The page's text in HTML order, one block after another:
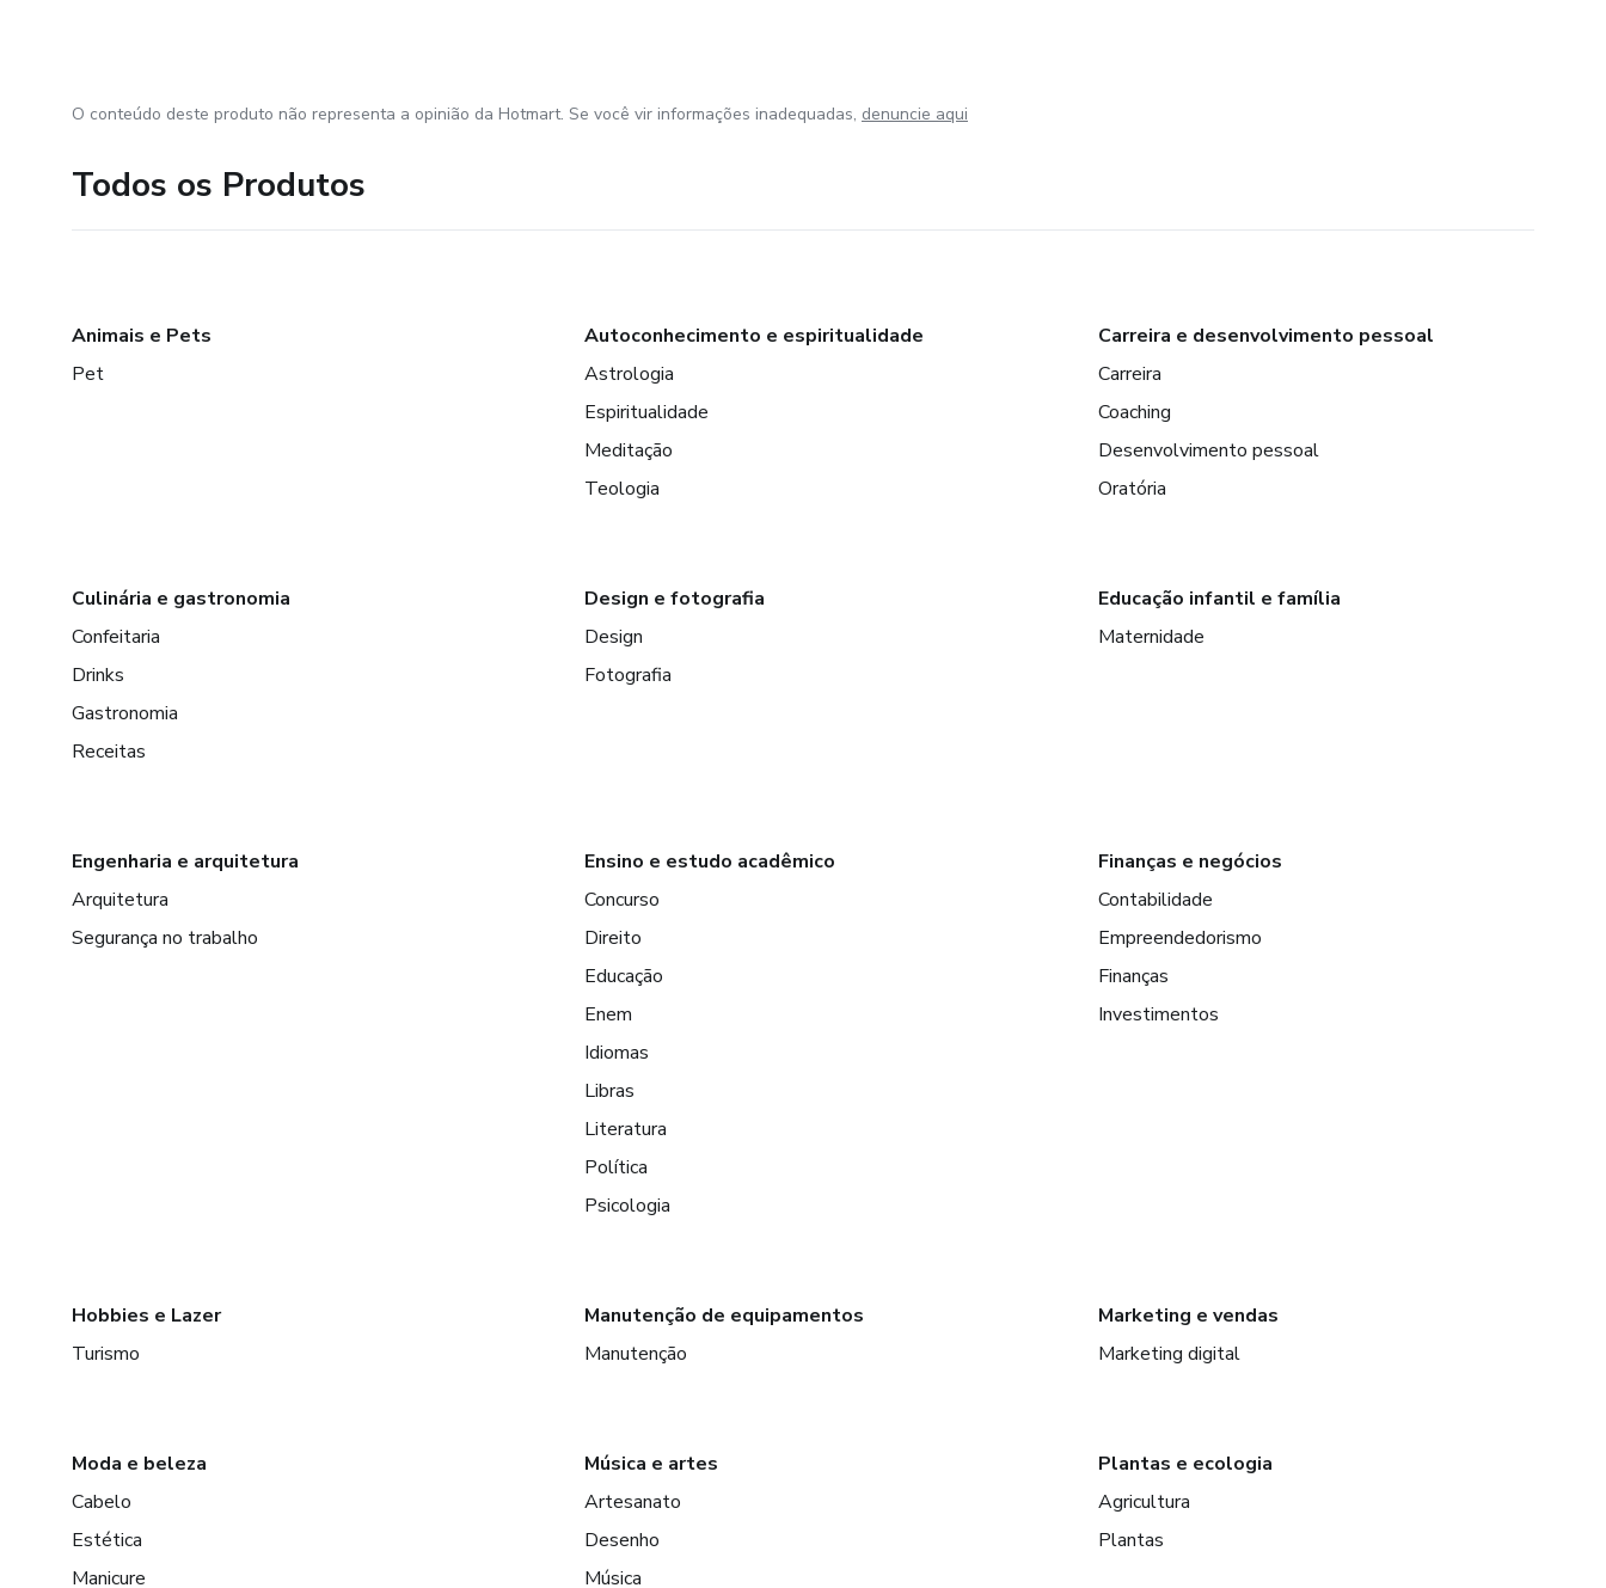
O conteúdo deste produto não representa a opinião da Hotmart. Se você vir informações inadequadas, denuncie aqui
Todos os Produtos
Animais e Pets
Pet
Autoconhecimento e espiritualidade
Astrologia
Espiritualidade
Meditação
Teologia
Carreira e desenvolvimento pessoal
Carreira
Coaching
Desenvolvimento pessoal
Oratória
Culinária e gastronomia
Confeitaria
Drinks
Gastronomia
Receitas
Design e fotografia
Design
Fotografia
Educação infantil e família
Maternidade
Engenharia e arquitetura
Arquitetura
Segurança no trabalho
Ensino e estudo acadêmico
Concurso
Direito
Educação
Enem
Idiomas
Libras
Literatura
Política
Psicologia
Finanças e negócios
Contabilidade
Empreendedorismo
Finanças
Investimentos
Hobbies e Lazer
Turismo
Manutenção de equipamentos
Manutenção
Marketing e vendas
Marketing digital
Moda e beleza
Cabelo
Estética
Manicure
Música e artes
Artesanato
Desenho
Música
Plantas e ecologia
Agricultura
Plantas